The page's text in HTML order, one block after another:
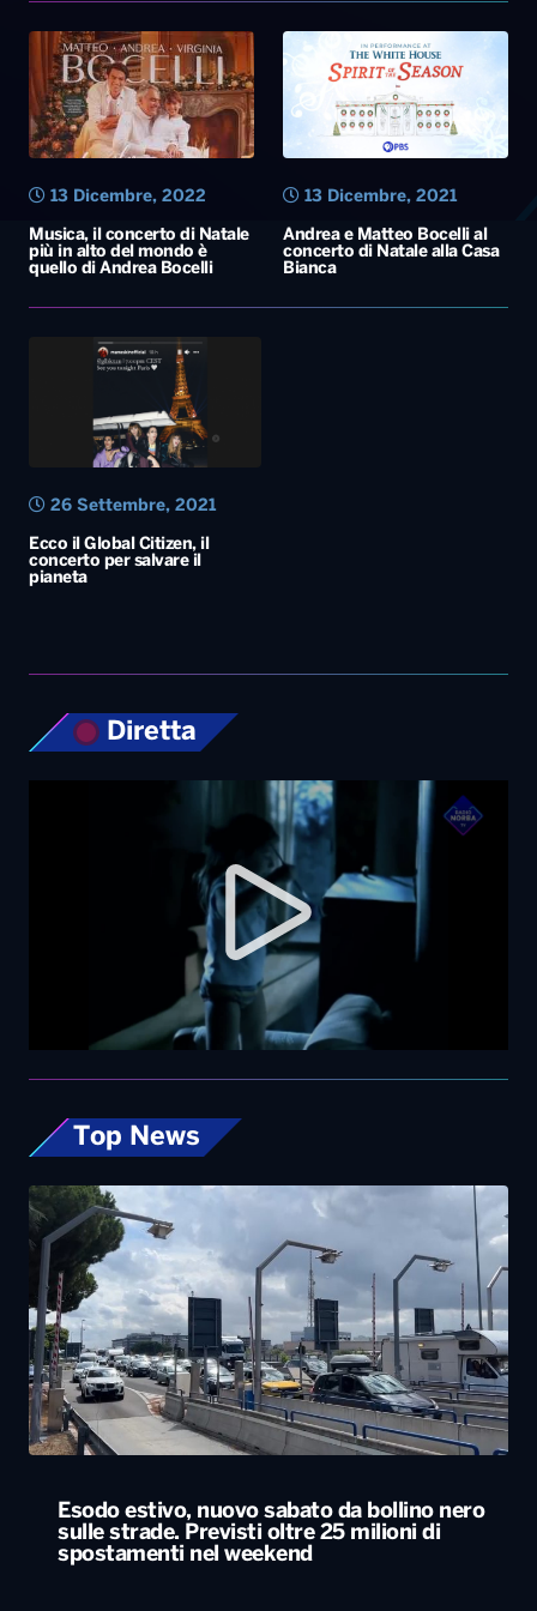
Musica, il concerto di Natale
più in alto del mondo è
quello di Andrea Bocelli
13 Dicembre, 2022
Andrea e Matteo Bocelli al
concerto di Natale alla Casa
Bianca
13 Dicembre, 2021
Ecco il Global Citizen, il
concerto per salvare il
pianeta
26 Settembre, 2021
Diretta
Top News
Esodo estivo, nuovo sabato da bollino nero
sulle strade. Previsti oltre 25 milioni di
spostamenti nel weekend